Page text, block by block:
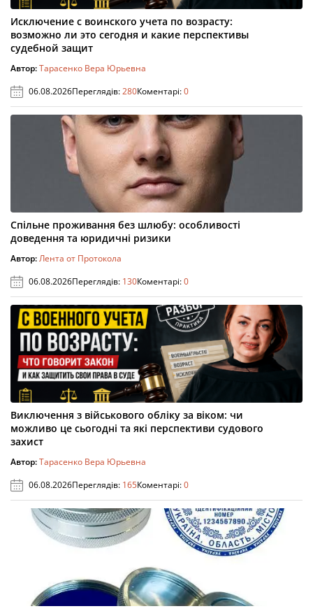
Исключение с воинского учета по возрасту:
возможно ли это сегодня и какие перспективы
судебной защит
Автор:Тарасенко Вера Юрьевна
06.08.2026Переглядів:280Коментарі:0
Спільне проживання без шлюбу: особливості
доведення та юридичні ризики
Автор:Лента от Протокола
06.08.2026Переглядів: 130Коментарі:0
Виключення з військового обліку за віком: чи
можливо це сьогодні та які перспективи судового
захист
Автор:Тарасенко Вера Юрьевна
06.08.2026Переглядів: 165Коментарі:0